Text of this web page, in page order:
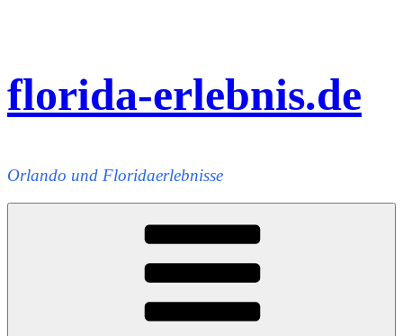
florida-erlebnis.de
Orlando und Floridaerlebnisse